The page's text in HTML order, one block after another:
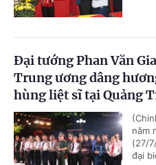
Đại tướng Phan Văn
Trung ương dâng
hùng liệt sĩ tại Quảng
năm
(27/
đại